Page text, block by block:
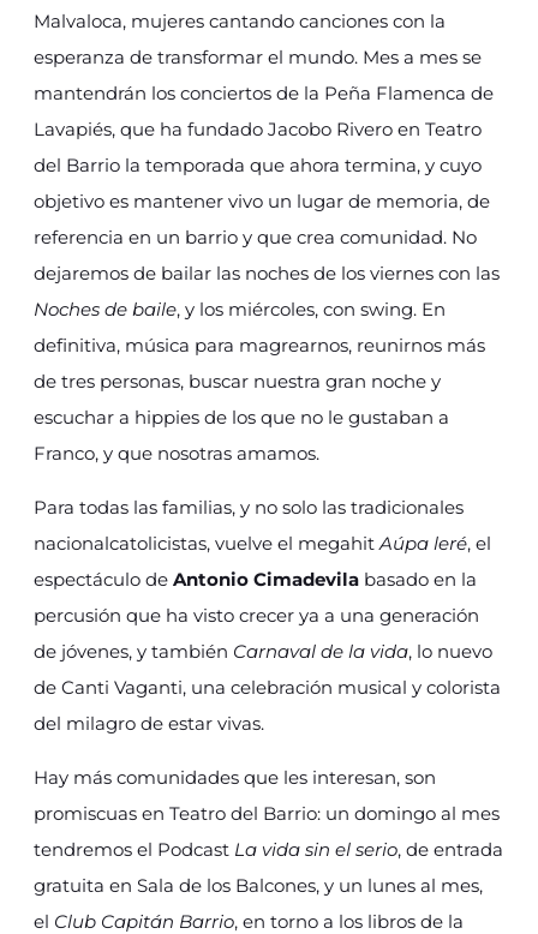
Malvaloca, mujeres cantando canciones con la
esperanza de transformar el mundo. Mes a mes se
mantendrán los conciertos de la Peña Flamenca de
Lavapiés, que ha fundado Jacobo Rivero en Teatro
del Barrio la temporada que ahora termina, y cuyo
objetivo es mantener vivo un lugar de memoria, de
referencia en un barrio y que crea comunidad. No
dejaremos de bailar las noches de los viernes con las
Noches de baile, y los miércoles, con swing. En
definitiva, música para magrearnos, reunirnos más
de tres personas, buscar nuestra gran noche y
escuchar a hippies de los que no le gustaban a
Franco, y que nosotras amamos.
Para todas las familias, y no solo las tradicionales
nacionalcatolicistas, vuelve el megahitAúpa leré, el
espectáculo de Antonio Cimadevila basado en la
percusión que ha visto crecer ya a una generación
de jóvenes, y también Carnaval de la vida, lo nuevo
de Canti Vaganti, una celebración musical y colorista
del milagro de estar vivas.
Hay más comunidades que les interesan, son
promiscuas en Teatro del Barrio: un domingo al mes
tendremos el Podcast La vida sin el serio, de entrada
gratuita en Sala de los Balcones, y un lunes al mes,
el Club Capitán Barrio, en torno a los libros de la